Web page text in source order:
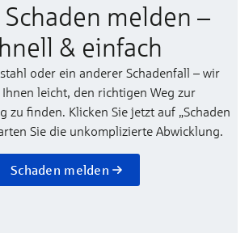
melden –
& einfach
oder ein anderer Schadenfall – wir
Ihnen leicht, den richtigen Weg zur
zu finden. Klicken Sie jetzt auf „Schaden
Sie die unkomplizierte Abwicklung.
Schaden melden